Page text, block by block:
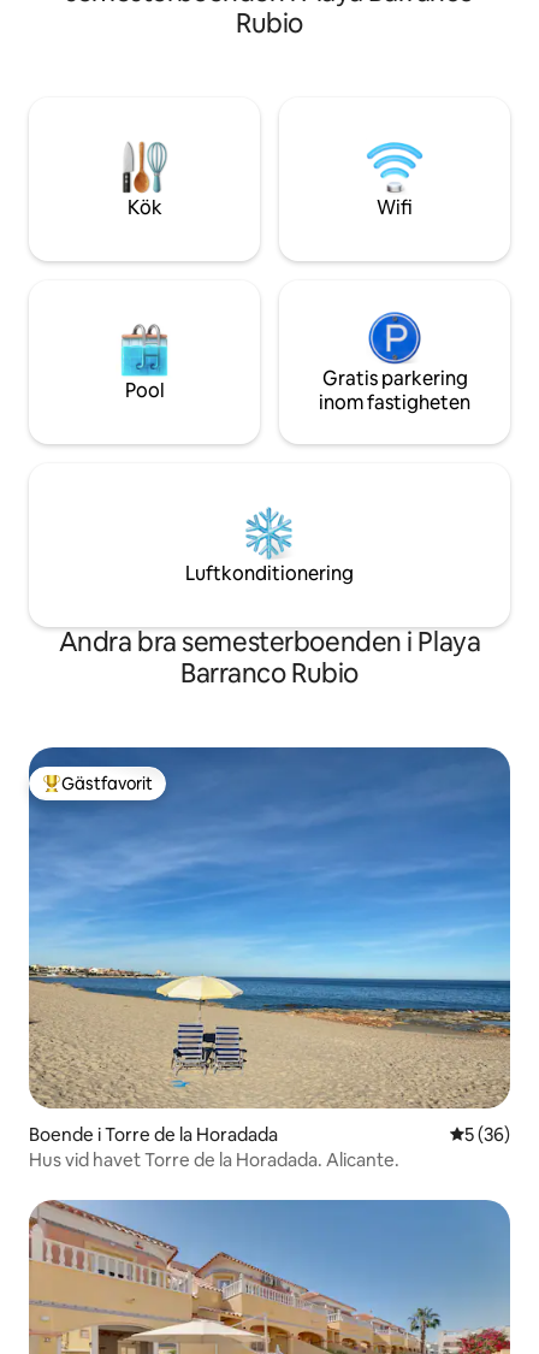
fantastiska vädret i Spanien - VÅRA
GÄSTER ÄLSKAR DETTA 5-STJÄRNIGA
HUS - DET KOMMER DU OCKSÅ ATT
Vi erbjuder 3
4 enkelsängar
Rubio
Kök Wifi
Pool
Gratis parkering
inom fastigheten
Luftkonditionering
Andra bra semesterboenden i Playa
Barranco Rubio
Populär gästfavorit
Gästfavorit
Boende i Torre de la Horadada 5 av 5 i
5 (36)
Hus vid havet Torre de la Horadada. Alicante.